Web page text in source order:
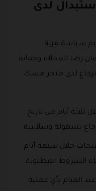
لدى
سياسة مرنة
رضا العملاء وحماية
لدى متجر مسك
ثلاثة أيام من تاريخ
بسهولة وسلاسة.
خلال سبعة أيام
الشروط المطلوبة.
القيام بأي عملية